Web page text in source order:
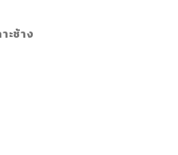
ะช้าง